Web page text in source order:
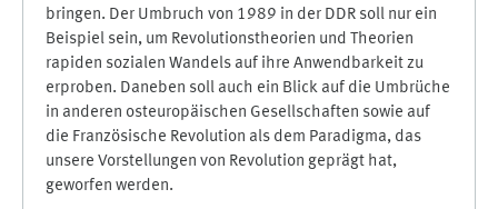
bringen. Der Umbruch von 1989 in der DDR soll nur ein
Beispiel sein, um Revolutionstheorien und Theorien
rapiden sozialen Wandels auf ihre Anwendbarkeit zu
erproben. Daneben soll auch ein Blick auf die Umbrüche
in anderen osteuropäischen Gesellschaften sowie auf
die Französische Revolution als dem Paradigma, das
unsere Vorstellungen von Revolution geprägt hat,
geworfen werden.